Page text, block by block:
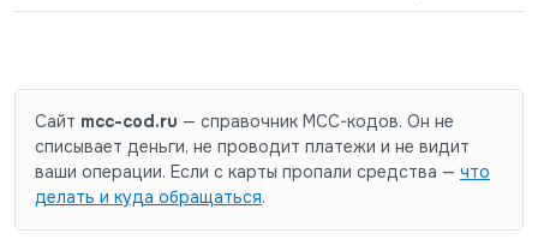
Сайт mcc-cod.ru — справочник MCC-кодов. Он не
списывает деньги, не проводит платежи и не видит
ваши операции. Если с карты пропали средства — что
делать и куда обращаться.